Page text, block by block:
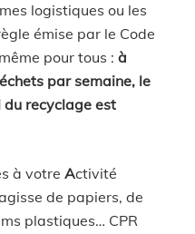
logistiques ou les
émise par le Code
pour tous :à
par semaine, le
du recyclage est
à votreActivité
de papiers, de
plastiques… CPR